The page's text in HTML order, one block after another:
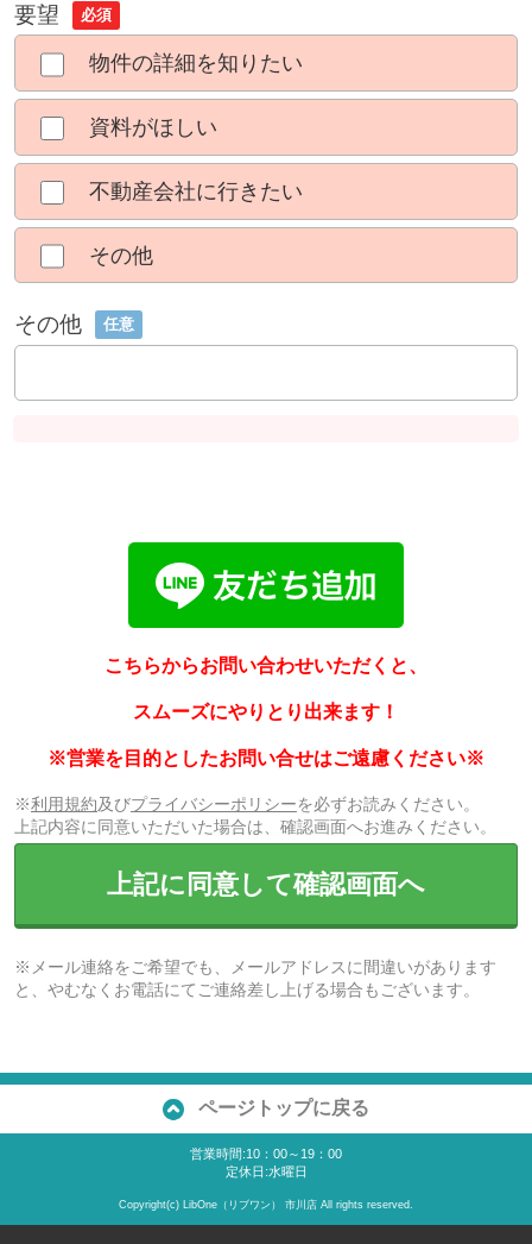
要望 必須
物件の詳細を知りたい
資料がほしい
不動産会社に行きたい
その他
その他 任意
こちらからお問い合わせいただくと、
スムーズにやりとり出来ます！
※営業を目的としたお問い合せはご遠慮ください※
※利用規約及びプライバシーポリシーを必ずお読みください。
上記内容に同意いただいた場合は、確認画面へお進みください。
上記に同意して確認画面へ
※メール連絡をご希望でも、メールアドレスに間違いがあります
と、やむなくお電話にてご連絡差し上げる場合もございます。
ページトップに戻る
営業時間:10：00～19：00
定休日:水曜日
Copyright(c) LibOne（リブワン） 市川店 All rights reserved.